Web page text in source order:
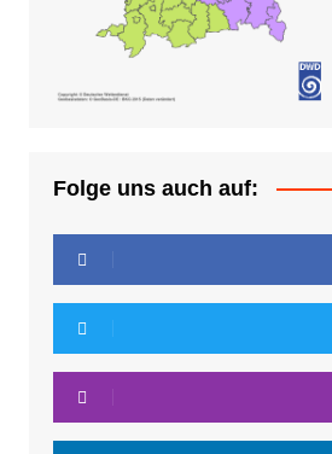
Folge uns auch auf: